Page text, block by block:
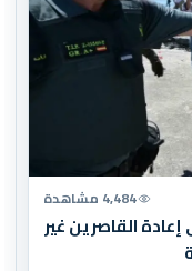
4,484 مشاهدة
القاصرين غير